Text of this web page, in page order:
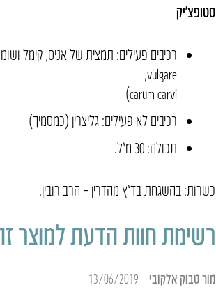
סטופצ׳יק
vulgare,
carum carvi)
רכיבים לא פעילים: גליצרין (כמסמיך)
תכולה: 30 מ״ל.
כשרות: בהשגחת בד”ץ מהדרין – הרב רובין.
רשימת חוות הדעת למוצר
מור טבוק אלקובי –
13/06/2019